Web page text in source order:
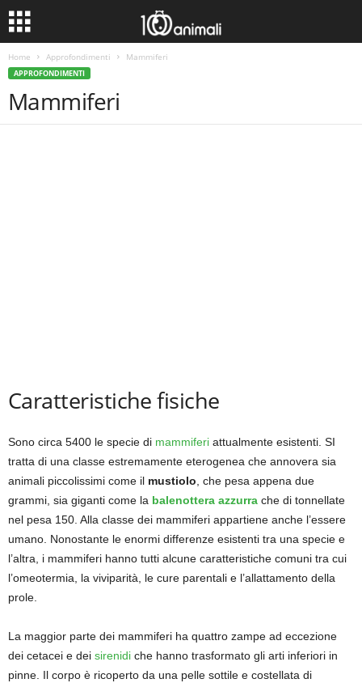
Home Approfondimenti Mammiferi
APPROFONDIMENTI
Mammiferi
Caratteristiche fisiche
Sono circa 5400 le specie di mammiferi attualmente esistenti. SI
tratta di una classe estremamente eterogenea che annovera sia
animali piccolissimi come il mustiolo, che pesa appena due
grammi, sia giganti come la balenottera azzurra che di tonnellate
nel pesa 150. Alla classe dei mammiferi appartiene anche l’essere
umano. Nonostante le enormi differenze esistenti tra una specie e
l’altra, i mammiferi hanno tutti alcune caratteristiche comuni tra cui
l’omeotermia, la viviparità, le cure parentali e l’allattamento della
prole.
La maggior parte dei mammiferi ha quattro zampe ad eccezione
dei cetacei e dei sirenidi che hanno trasformato gli arti inferiori in
pinne. Il corpo è ricoperto da una pelle sottile e costellata di